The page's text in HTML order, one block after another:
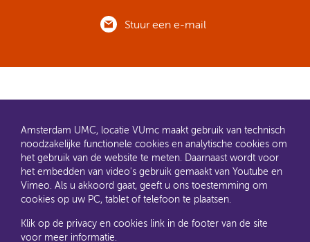
Stuur een e-mail
AMC en VUmc zijn al een tijdje samen Amsterdam UMC.
Dit gaat u ook merken aan de websites: steeds meer
informatie verhuist naar amsterdamumc.nl en
amsterdamumc.org
Amsterdam UMC, locatie VUmc maakt gebruik van technisch
noodzakelijke functionele cookies en analytische cookies om
het gebruik van de website te meten. Daarnaast wordt voor
het embedden van video's gebruik gemaakt van Youtube en
Vimeo. Als u akkoord gaat, geeft u ons toestemming om
cookies op uw PC, tablet of telefoon te plaatsen.
Klik op de privacy en cookies link in de footer van de site
voor meer informatie.